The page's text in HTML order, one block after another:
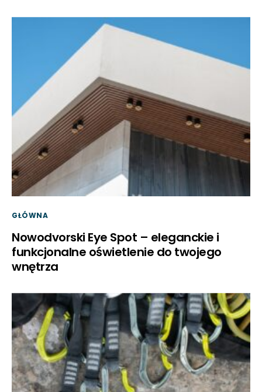
GŁÓWNA
Nowodvorski Eye Spot – eleganckie i
funkcjonalne oświetlenie do twojego
wnętrza